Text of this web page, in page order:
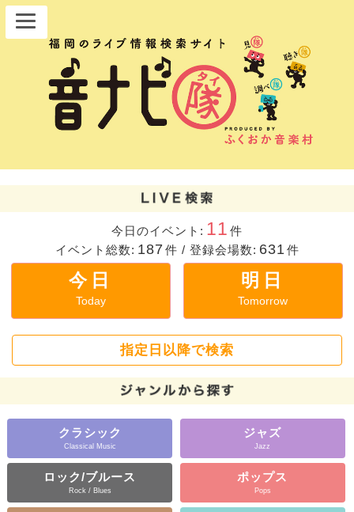
今日のイベント: 11 件
イベント総数: 187 件 / 登録会場数: 631 件
今日
Today
明日
Tomorrow
指定日以降で検索
クラシック
Classical Music
ジャズ
Jazz
ロック/ブルース
Rock / Blues
ポップス
Pops